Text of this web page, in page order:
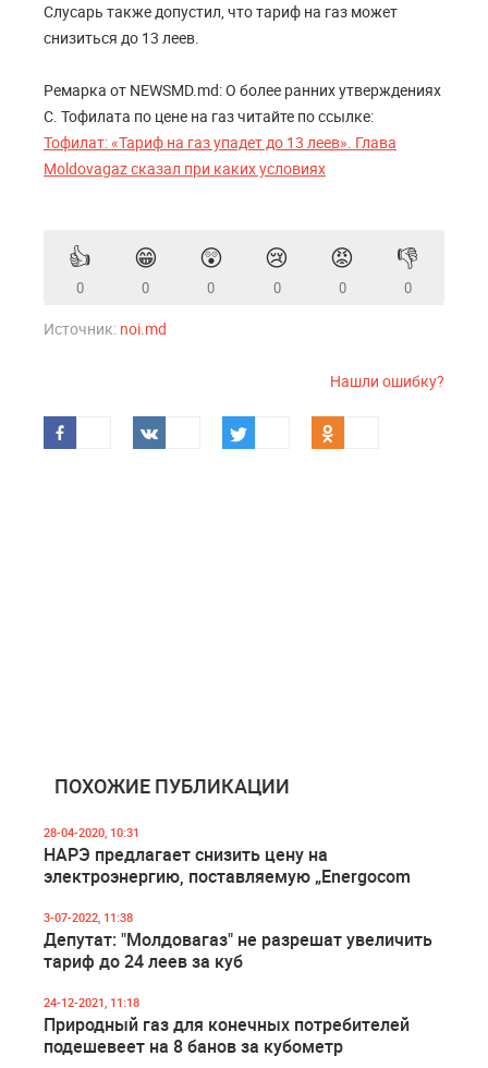
Слусарь также допустил, что тариф на газ может
снизиться до 13 леев.
Ремарка от NEWSMD.md: О более ранних утверждениях
С. Тофилата по цене на газ читайте по ссылке:
Тофилат: «Тариф на газ упадет до 13 леев». Глава
Moldovagaz сказал при каких условиях
👍
0
😁
0
😲
0
😢
0
😡
0
👎
0
Источник: noi.md
Нашли ошибку?
ПОХОЖИЕ ПУБЛИКАЦИИ
28-04-2020, 10:31
НАРЭ предлагает снизить цену на
электроэнергию, поставляемую „Energocom
3-07-2022, 11:38
Депутат: "Молдовагаз" не разрешат увеличить
тариф до 24 леев за куб
24-12-2021, 11:18
Природный газ для конечных потребителей
подешевеет на 8 банов за кубометр